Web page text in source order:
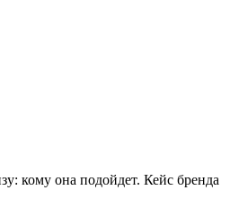
кому она подойдет. Кейс бренда